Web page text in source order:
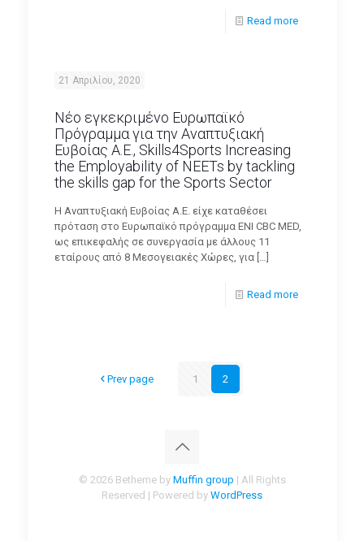
Read more
21 Απριλίου, 2020
Νέο εγκεκριμένο Ευρωπαϊκό
Πρόγραμμα για την Αναπτυξιακή
Ευβοίας Α.Ε., Skills4Sports Increasing
the Employability of NEETs by tackling
the skills gap for the Sports Sector
Η Αναπτυξιακή Ευβοίας Α.Ε. είχε καταθέσει
πρόταση στο Ευρωπαϊκό πρόγραμμα ENI CBC MED,
ως επικεφαλής σε συνεργασία με άλλους 11
εταίρους από 8 Μεσογειακές Χώρες, για[…]
Read more
Prev page 1 2
© 2026 Betheme by Muffin group | All Rights
Reserved | Powered by WordPress